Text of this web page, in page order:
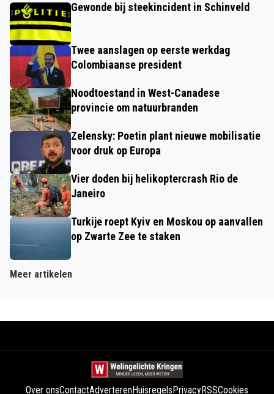
Gewonde bij steekincident in Schinveld
Twee aanslagen op eerste werkdag
Colombiaanse president
Noodtoestand in West-Canadese
provincie om natuurbranden
Zelensky: Poetin plant nieuwe mobilisatie
voor druk op Europa
Vier doden bij helikoptercrash Rio de
Janeiro
Turkije roept Kyiv en Moskou op aanvallen
op Zwarte Zee te staken
Meer artikelen
Over onsContactAdverterenHuisregels PrivacyRSSCookies